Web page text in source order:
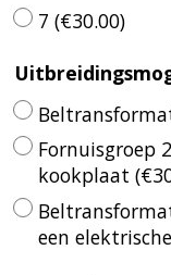
7 (€30.00)
Fornuisgroep
kookplaat (
een